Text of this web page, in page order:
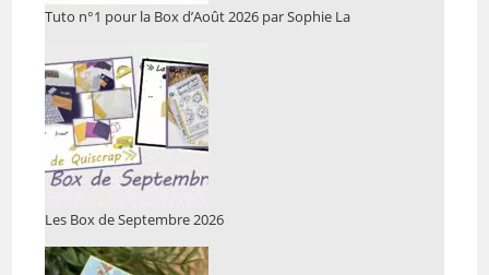
Tuto n°1 pour la Box d’Août 2026 par Sophie La
Les Box de Septembre 2026